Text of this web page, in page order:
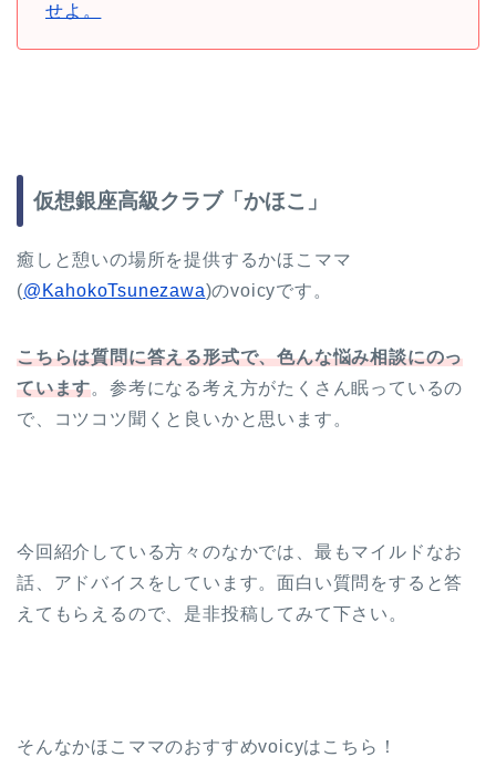
せよ。
仮想銀座高級クラブ「かほこ」
癒しと憩いの場所を提供するかほこママ
(@KahokoTsunezawa)のvoicyです。
こちらは質問に答える形式で、色んな悩み相談にのっ
ています。参考になる考え方がたくさん眠っているの
で、コツコツ聞くと良いかと思います。
今回紹介している方々のなかでは、最もマイルドなお
話、アドバイスをしています。面白い質問をすると答
えてもらえるので、是非投稿してみて下さい。
そんなかほこママのおすすめvoicyはこちら！